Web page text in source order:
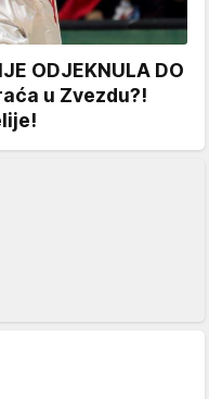
ODJEKNULA DO
u Zvezdu?!